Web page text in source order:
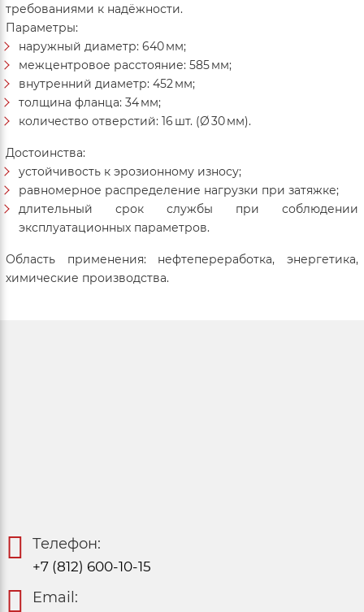
требованиями к надёжности.
Параметры:
наружный диаметр: 640 мм;
межцентровое расстояние: 585 мм;
внутренний диаметр: 452 мм;
толщина фланца: 34 мм;
количество отверстий: 16 шт. (Ø 30 мм).
Достоинства:
устойчивость к эрозионному износу;
равномерное распределение нагрузки при затяжке;
длительный срок службы при соблюдении
эксплуатационных параметров.
Область применения: нефтепереработка, энергетика,
химические производства.
Телефон:
+7 (812) 600-10-15
Email: